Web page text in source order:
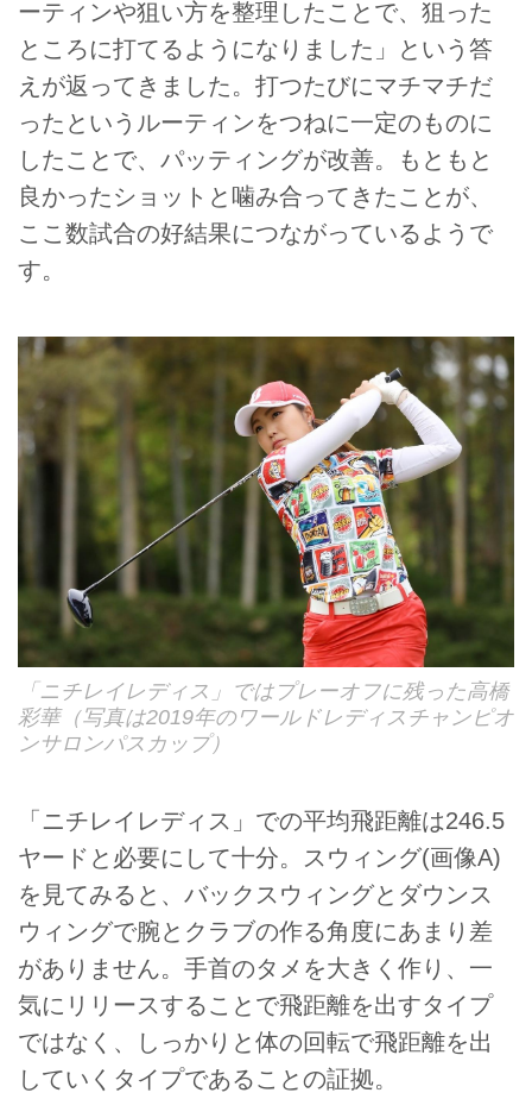
ーティンや狙い方を整理したことで、狙った
ところに打てるようになりました」という答
えが返ってきました。打つたびにマチマチだ
ったというルーティンをつねに一定のものに
したことで、パッティングが改善。もともと
良かったショットと噛み合ってきたことが、
ここ数試合の好結果につながっているようで
す。
「ニチレイレディス」ではプレーオフに残った高橋
彩華（写真は2019年のワールドレディスチャンピオ
ンサロンパスカップ）
「ニチレイレディス」での平均飛距離は246.5
ヤードと必要にして十分。スウィング(画像A)
を見てみると、バックスウィングとダウンス
ウィングで腕とクラブの作る角度にあまり差
がありません。手首のタメを大きく作り、一
気にリリースすることで飛距離を出すタイプ
ではなく、しっかりと体の回転で飛距離を出
していくタイプであることの証拠。